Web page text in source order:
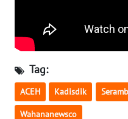
Tag:
ACEH Kadisdik
Wahananewsco
WN
SUMSEL
WN
BENGKULU